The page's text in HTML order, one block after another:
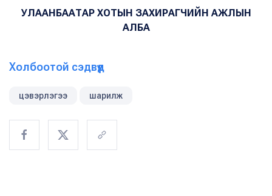
УЛААНБААТАР ХОТЫН ЗАХИРАГЧИЙН АЖЛЫН
АЛБА
Холбоотой сэдвүүд
цэвэрлэгээ шарилж